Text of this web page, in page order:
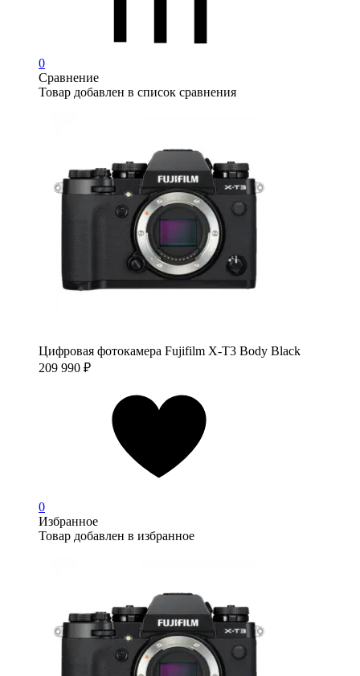
0
Сравнение
Товар добавлен в список сравнения
Цифровая фотокамера Fujifilm X-T3 Body Black
209 990 ₽
0
Избранное
Товар добавлен в избранное